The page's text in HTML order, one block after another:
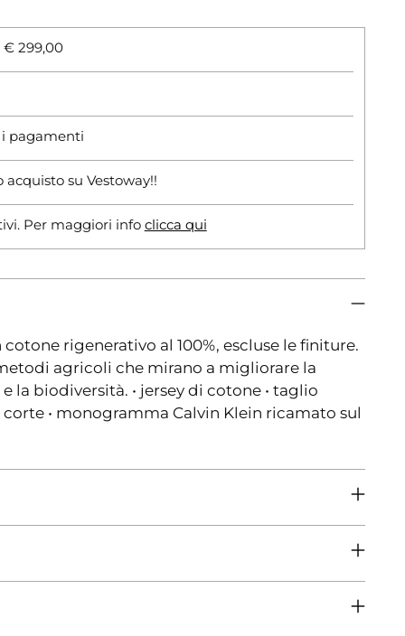
€ 299,00
i pagamenti
su Vestoway!!
Per maggiori info clicca qui
rigenerativo al 100%, escluse le finiture.
agricoli che mirano a migliorare la
la biodiversità. • jersey di cotone • taglio
• monogramma Calvin Klein ricamato sul